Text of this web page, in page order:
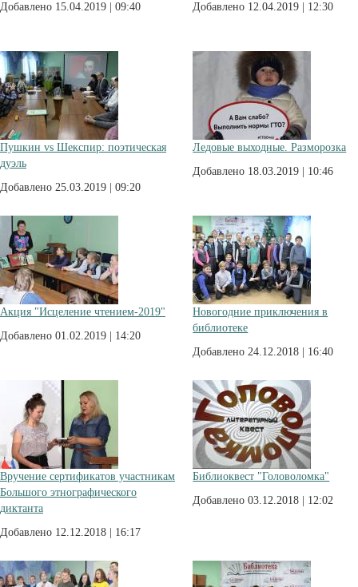
Добавлено 15.04.2019 | 09:40
Добавлено 12.04.2019 | 12:30
Пушкин vs Шекспир: поэтическая
дуэль
Добавлено 25.03.2019 | 09:20
Ледовые выходные. Разморозка
Добавлено 18.03.2019 | 10:46
Акция "Исцеление чтением-2019"
Добавлено 01.02.2019 | 14:20
Новогодние приключения в
библиотеке
Добавлено 24.12.2018 | 16:40
Вручение сертификатов участникам
Большого этнографического
диктанта
Добавлено 12.12.2018 | 16:17
Библиоквест "Головоломка"
Добавлено 03.12.2018 | 12:02